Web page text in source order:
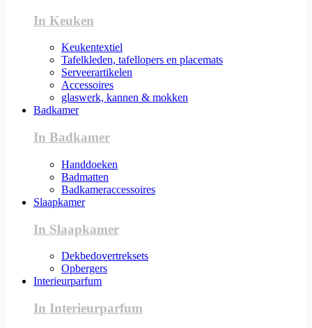
In Keuken
Keukentextiel
Tafelkleden, tafellopers en placemats
Serveerartikelen
Accessoires
glaswerk, kannen & mokken
Badkamer
In Badkamer
Handdoeken
Badmatten
Badkameraccessoires
Slaapkamer
In Slaapkamer
Dekbedovertreksets
Opbergers
Interieurparfum
In Interieurparfum